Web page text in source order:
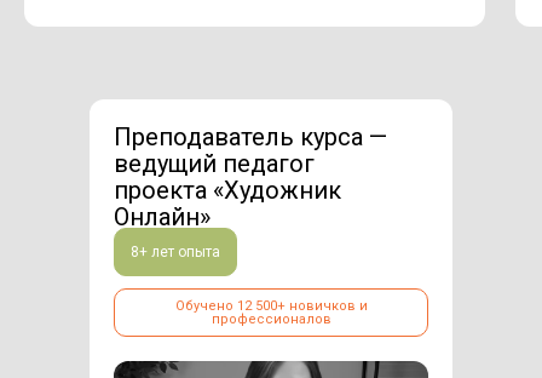
Преподаватель курса —
ведущий педагог
проекта «Художник
Онлайн»
Обучено 12 500+ новичков и
профессионалов
8+ лет опыта